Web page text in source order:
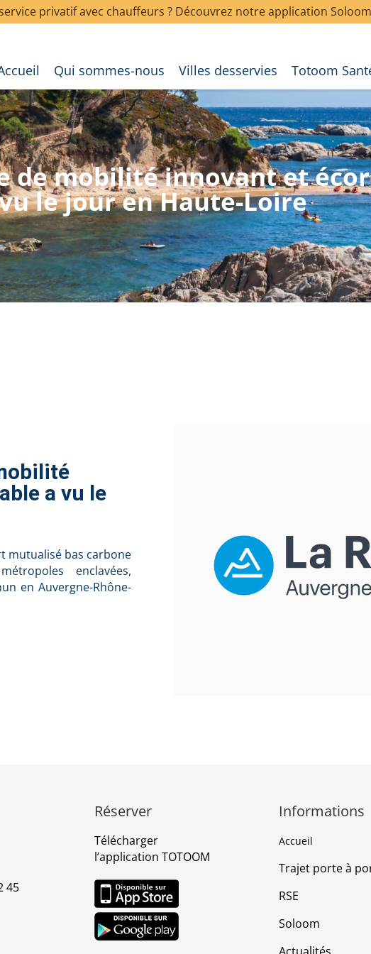
privatif avec chauffeurs ? Découvrez notre application Soloom
Qui sommes-nous Villes desservies Totoom
de mobilité innovant et
le jour en Haute-Loire
a vu le
mutualisé bas carbone
enclavées,
en Auvergne-Rhône-
45
Réserver
Télécharger
l’application TOTOOM
Informations
Accueil
Trajet porte à
RSE
Soloom